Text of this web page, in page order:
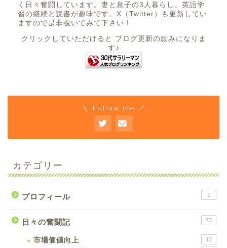
く日々奮闘しています。妻と息子の3人暮らし。英語学
習の継続と読書が趣味です。X（Twitter）も更新してい
ますので是非覗いてみて下さい！
クリックしていただけると ブログ更新の励みになりま
す♪
＼ Follow me ／
カテゴリー
プロフィール 1
日々の奮闘記 73
市場価値向上 13